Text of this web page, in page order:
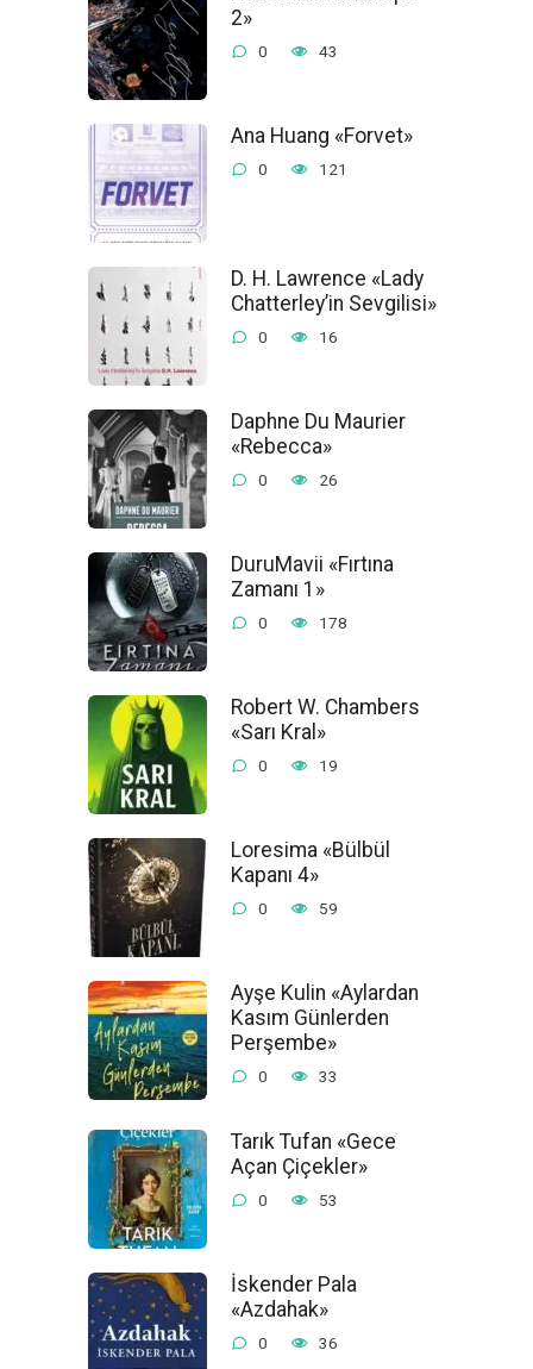
2»
0 43
Ana Huang «Forvet»
0 121
D. H. Lawrence «Lady
Chatterley’in Sevgilisi»
0 16
Daphne Du Maurier
«Rebecca»
0 26
DuruMavii «Fırtına
Zamanı 1»
0 178
Robert W. Chambers
«Sarı Kral»
0 19
Loresima «Bülbül
Kapanı 4»
0 59
Ayşe Kulin «Aylardan
Kasım Günlerden
Perşembe»
0 33
Tarık Tufan «Gece
Açan Çiçekler»
0 53
İskender Pala
«Azdahak»
0 36